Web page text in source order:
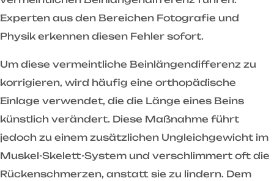
Experten aus den Bereichen Fotografie und
Physik erkennen diesen Fehler sofort.
Um diese vermeintliche Beinlängendifferenz zu
korrigieren, wird häufig eine orthopädische
Einlage verwendet, die die Länge eines Beins
künstlich verändert. Diese Maßnahme führt
jedoch zu einem zusätzlichen Ungleichgewicht im
Muskel-Skelett-System und verschlimmert oft die
Rückenschmerzen, anstatt sie zu lindern. Dem